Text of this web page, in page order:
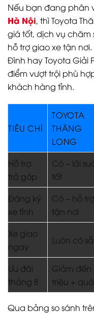
Nếu bạn đang phân
Hà Nội, thì Toyota
giá tốt, dịch vụ
hỗ trợ giao xe tận
Đình hay Toyota Giải
điểm vượt trội phù
khách hàng tỉnh.
TIÊU CHÍ
TOYOTA
THĂNG
LONG
Hỗ trợ
trả góp
Có – lãi
tốt
Đăng ký
xe tỉnh
Có – hỗ trợ
tận nơi
Xe giao
ngay
Luôn có
Ưu đãi
tháng 8
Giảm đến
triệu + quà
Qua bảng so sánh